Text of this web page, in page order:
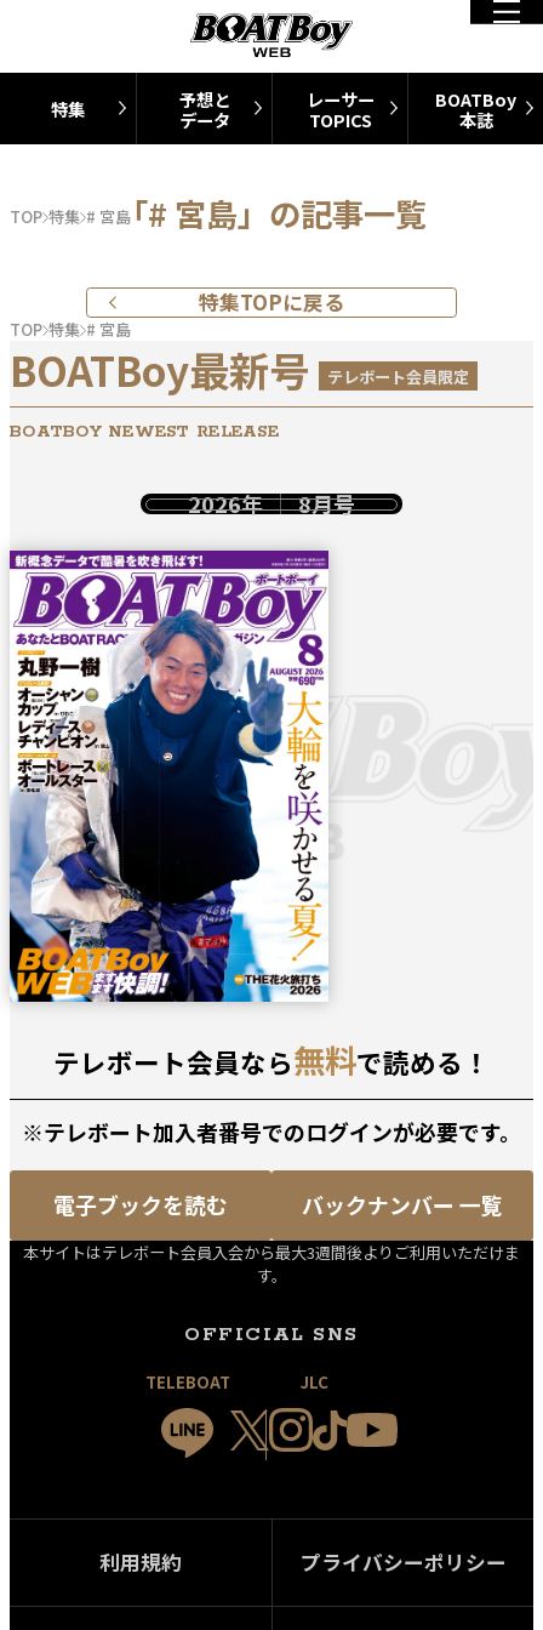
特集
予想と
データ
レーサー
TOPICS
BOATBoy
本誌
TOP 特集 # 宮島「# 宮島」の記事一覧
特集TOPに戻る
TOP 特集 # 宮島
BOATBoy最新号 テレボート会員限定
BOATBOY NEWEST RELEASE
2026年 8月号
テレボート会員なら無料で読める！
※テレボート加入者番号でのログインが必要です。
電子ブックを読む バックナンバー 一覧
本サイトはテレボート会員入会から最大3週間後よりご利用いただけま
す。
OFFICIAL SNS
TELEBOAT JLC
利用規約 プライバシーポリシー